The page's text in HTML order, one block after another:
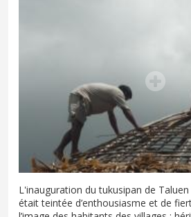
L'inauguration du tukusipan de
était teintée d’enthousiasme et de